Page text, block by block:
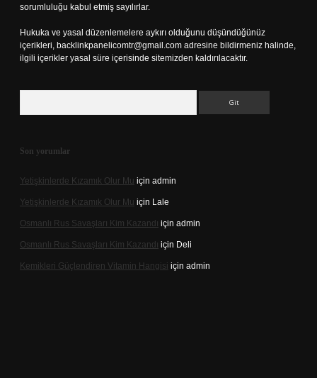
sorumluluğu kabul etmiş sayılırlar.
Hukuka ve yasal düzenlemelere aykırı olduğunu düşündüğünüz
içerikleri, backlinkpanelicomtr@gmail.com adresine bildirmeniz halinde,
ilgili içerikler yasal süre içerisinde sitemizden kaldırılacaktır.
Son yorumlar
Yetişkinlerde Kızamık Olur Mu için admin
Yetişkinlerde Kızamık Olur Mu için Lale
Osmanlı Rus Savaşları Kim Kazandı için admin
Osmanlı Rus Savaşları Kim Kazandı için Deli
Kemikleri Güçlendiren Vitamin Hangisi için admin